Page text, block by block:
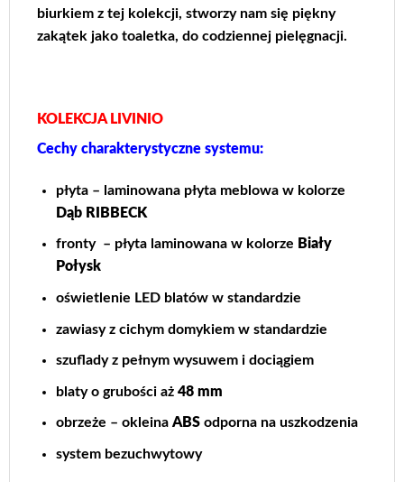
biurkiem z tej kolekcji, stworzy nam się piękny
zakątek jako toaletka, do codziennej pielęgnacji.
KOLEKCJA LIVINIO
Cechy charakterystyczne systemu:
płyta – laminowana płyta meblowa w kolorze
Dąb RIBBECK
fronty – płyta laminowana w kolorze Biały
Połysk
oświetlenie LED blatów w standardzie
zawiasy z cichym domykiem w standardzie
szuflady z pełnym wysuwem i dociągiem
blaty o grubości aż48 mm
obrzeże – okleina ABS odporna na uszkodzenia
system bezuchwytowy